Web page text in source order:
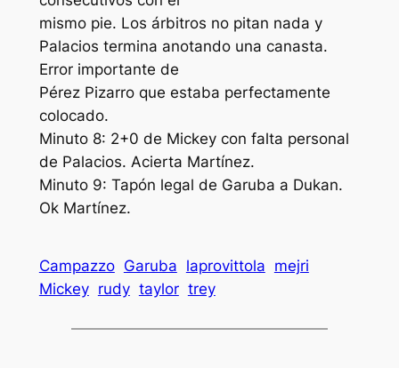
mismo pie. Los árbitros no pitan nada y
Palacios termina anotando una canasta.
Error importante de
Pérez Pizarro que estaba perfectamente
colocado.
Minuto 8: 2+0 de Mickey con falta personal
de Palacios. Acierta Martínez.
Minuto 9: Tapón legal de Garuba a Dukan.
Ok Martínez.
Campazzo Garuba laprovittola mejri
Mickey rudy taylor trey